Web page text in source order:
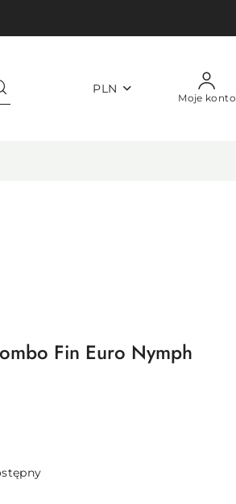
PLN
Moje konto
Fin Euro Nymph